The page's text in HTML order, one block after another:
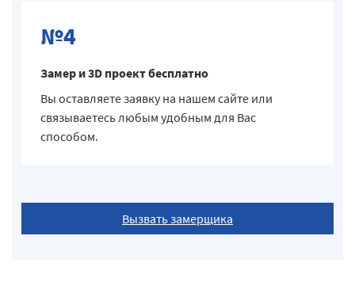
№4
Замер и 3D проект бесплатно
Вы оставляете заявку на нашем сайте или
связываетесь любым удобным для Вас
способом.
Вызвать замерщика